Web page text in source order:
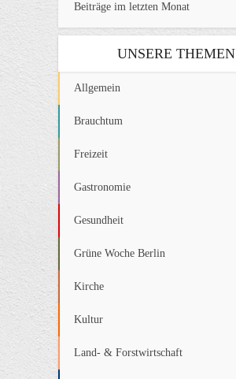
Beiträge im letzten Monat
UNSERE THEMEN
Allgemein
Brauchtum
Freizeit
Gastronomie
Gesundheit
Grüne Woche Berlin
Kirche
Kultur
Land- & Forstwirtschaft